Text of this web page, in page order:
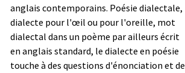
anglais contemporains. Poésie dialectale,
dialecte pour l'œil ou pour l'oreille, mot
dialectal dans un poème par ailleurs écrit
en anglais standard, le dialecte en poésie
touche à des questions d'énonciation et de